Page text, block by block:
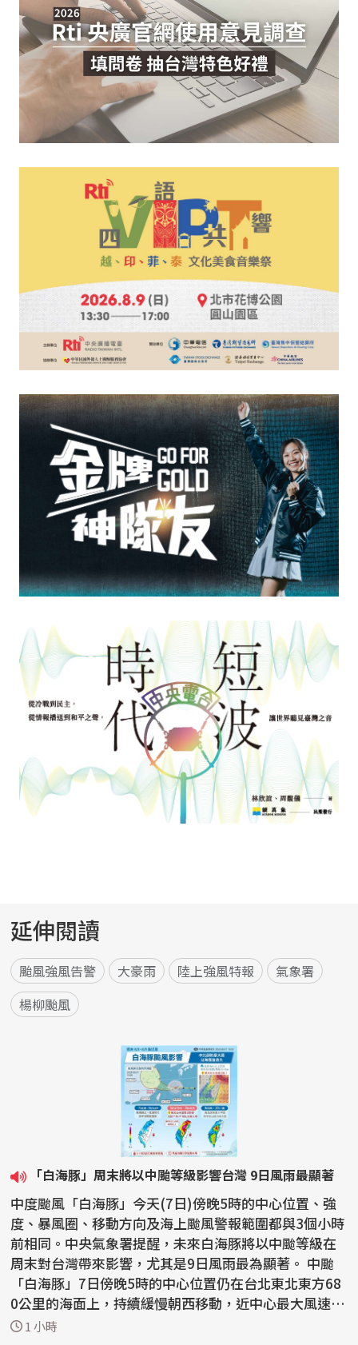
延伸閱讀
颱風強風告警 大豪雨 陸上強風特報
氣象署
楊柳颱風
「白海豚」周末將以中颱等級影響台灣 9日風雨最顯著
中度颱風「白海豚」今天(7日)傍晚5時的中心位置、強
度、暴風圈、移動方向及海上颱風警報範圍都與3個小時
前相同。中央氣象署提醒，未來白海豚將以中颱等級在
周末對台灣帶來影響，尤其是9日風雨最為顯著。 中颱
「白海豚」7日傍晚5時的中心位置仍在台北東北東方68
0公里的海面上，持續緩慢朝西移動，近中心最大風速仍
維持...
1 小時